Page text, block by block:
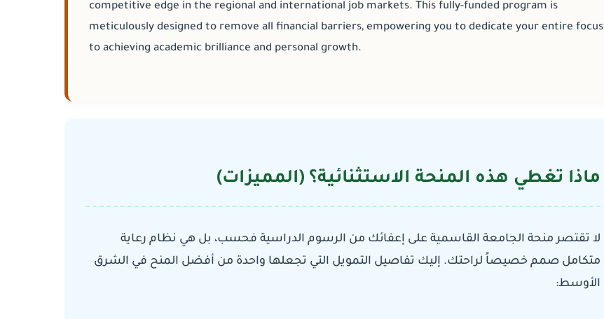
competitive edge in the regional and international job markets. This fully-funded program is
meticulously designed to remove all financial barriers, empowering you to dedicate your entire focus
to achieving academic brilliance and personal growth.
ماذا تغطي هذه المنحة الاستثنائية؟ (المميزات)
لا تقتصر منحة الجامعة القاسمية على إعفائك من الرسوم الدراسية فحسب، بل هي نظام رعاية
متكامل صمم خصيصاً لراحتك. إليك تفاصيل التمويل التي تجعلها واحدة من أفضل المنح في الشرق
الأوسط: